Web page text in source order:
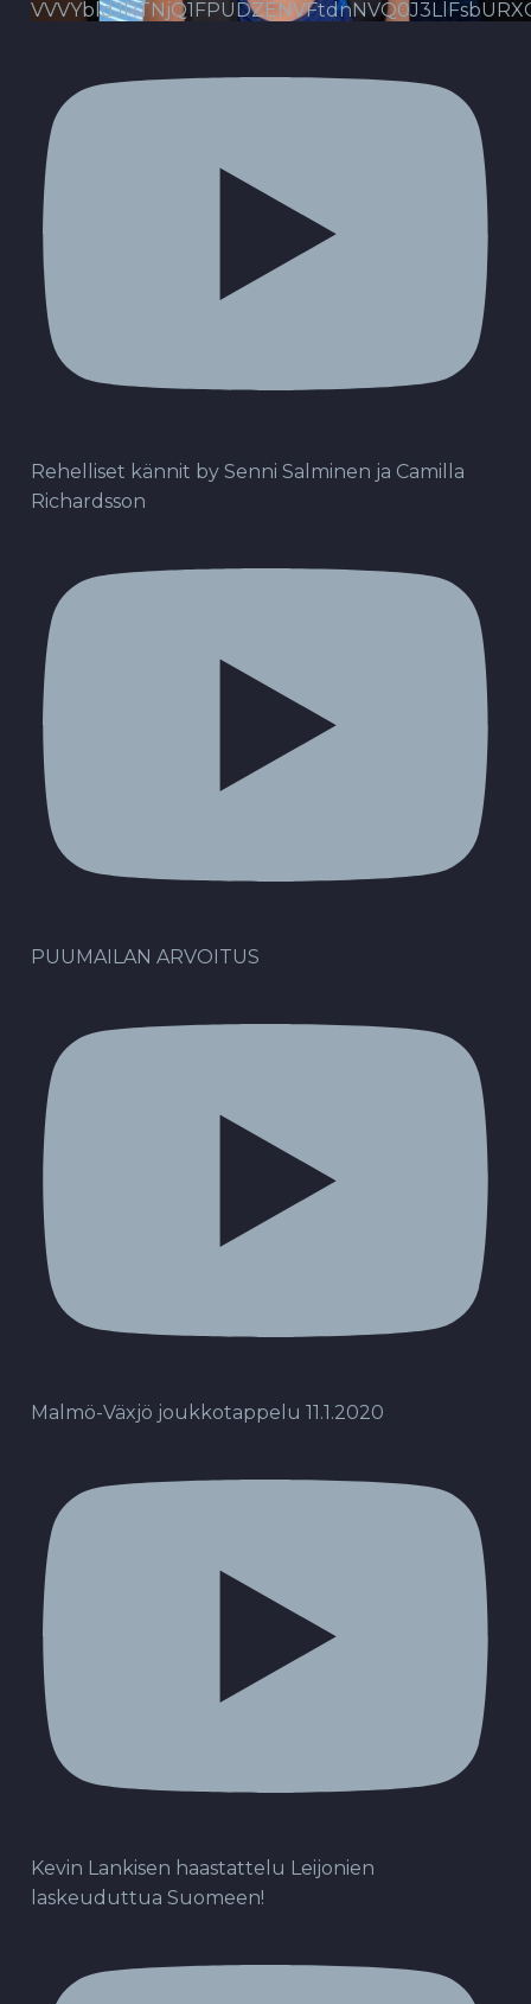
Rehelliset kännit by Senni Salminen ja Camilla
Richardsson
PUUMAILAN ARVOITUS
Malmö-Växjö joukkotappelu 11.1.2020
Kevin Lankisen haastattelu Leijonien
laskeuduttua Suomeen!